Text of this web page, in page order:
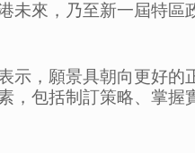
未來，乃至新一屆特區
示，願景具朝向更好的
，包括制訂策略、掌握